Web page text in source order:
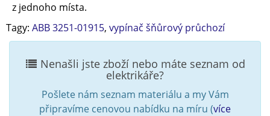
z jednoho místa.
Tagy: ABB 3251-01915, vypínač šňůrový průchozí
Nenašli jste zboží nebo máte seznam od
elektrikáře?
Pošlete nám seznam materiálu a my Vám
připravíme cenovou nabídku na míru (více